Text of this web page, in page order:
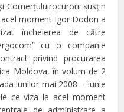
Comerțuluirocurorii susţin
moment Igor Dodon a
încheierea de către
cu o companie
privind procurarea
Moldova, în volum de 2
lunilor mai 2008 – iunie
ce viza la acel moment